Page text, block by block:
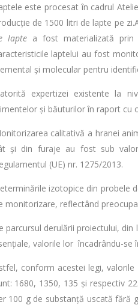
este procesat în cadrul
de 1500 litri de lapte pe
laptea fost materializată prin
laptelui au fost
și molecular pentru
expertizei existente la
și băuturilor în raport cu
calitativă a hranei
și din furaje au fost sub
(UE) nr. 1275/2013.
izotopice din probele
monitorizare, reflectând
parcursul derulării proiectului,
valorile lor încadrându-se
conform acestei legi,
1680, 1350, 135 și respectiv
100 g de substanță uscată fără